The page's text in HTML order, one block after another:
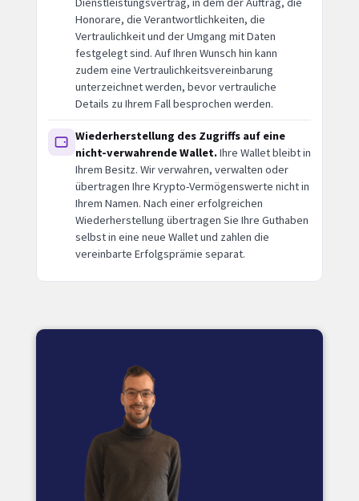
Honorare, die Verantwortlichkeiten, die
Vertraulichkeit und der Umgang mit Daten
festgelegt sind. Auf Ihren Wunsch hin kann
zudem eine Vertraulichkeitsvereinbarung
unterzeichnet werden, bevor vertrauliche
Details zu Ihrem Fall besprochen werden.
Wiederherstellung des Zugriffs auf eine
nicht-verwahrende Wallet.Ihre Wallet bleibt in
Ihrem Besitz. Wir verwahren, verwalten oder
übertragen Ihre Krypto-Vermögenswerte nicht in
Ihrem Namen. Nach einer erfolgreichen
Wiederherstellung übertragen Sie Ihre Guthaben
selbst in eine neue Wallet und zahlen die
vereinbarte Erfolgsprämie separat.